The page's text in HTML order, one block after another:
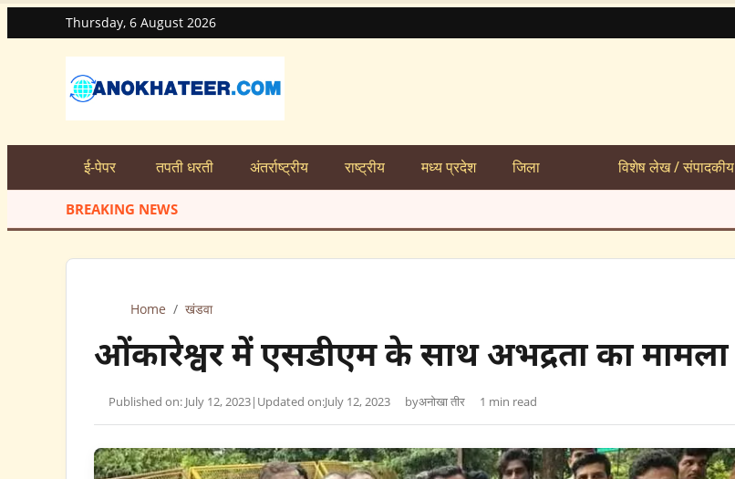
Thursday, 6 August 2026
ई-पेपर तपती धरती अंतर्राष्ट्रीय राष्ट्रीय मध्य प्रदेश जिला विशेष लेख / संपादकीय
BREAKING NEWS
Home / खंडवा
ओंकारेश्वर में एसडीएम के साथ अभद्रता का मामला
Published on: July 12, 2023| Updated on:July 12, 2023 byअनोखा तीर 1 min read